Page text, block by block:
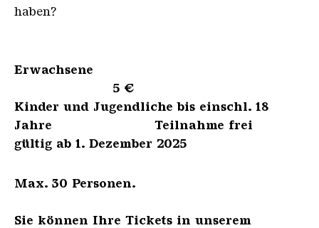
haben?
Erwachsene
5 €
Kinder und Jugendliche bis einschl. 18
Jahre Teilnahme frei
gültig ab 1. Dezember 2025
Max. 30 Personen.
Sie können Ihre Tickets in unserem